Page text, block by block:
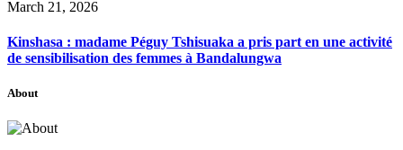
March 21, 2026
Kinshasa : madame Péguy Tshisuaka a pris part en une activité
de sensibilisation des femmes à Bandalungwa
About